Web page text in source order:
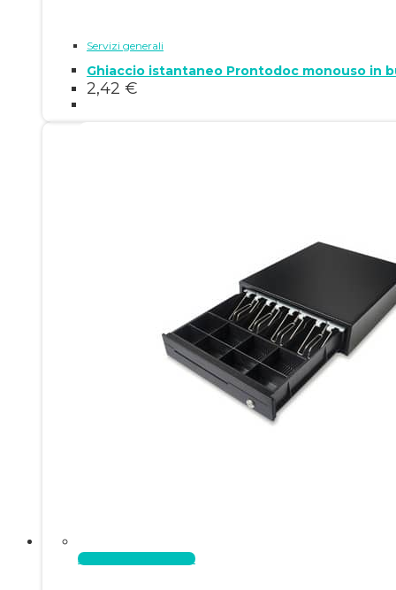
Servizi generali
Ghiaccio istantaneo Prontodoc monouso in
2,42 €
Aggiungi al carrello